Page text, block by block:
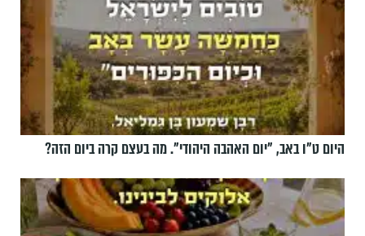
היום ט"ו באב, ”יום האהבה היהודי". מה בעצם קרה ביום הזה?